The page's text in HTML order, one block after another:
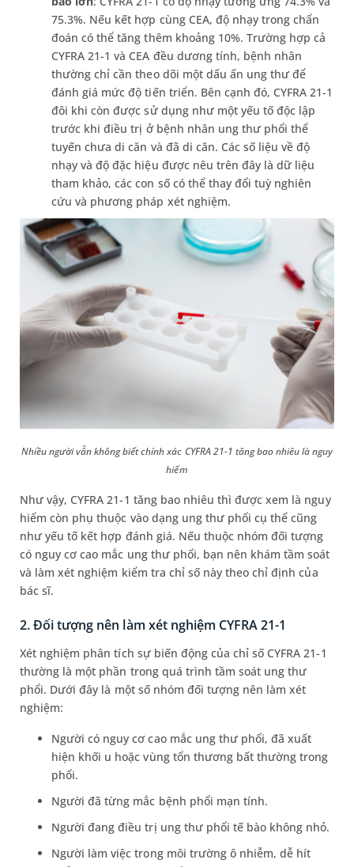
75.3%. Nếu kết hợp cùng CEA, độ nhạy trong chẩn
đoán có thể tăng thêm khoảng 10%. Trường hợp cả
CYFRA 21-1 và CEA đều dương tính, bệnh nhân
thường chỉ cần theo dõi một dấu ấn ung thư để
đánh giá mức độ tiến triển. Bên cạnh đó, CYFRA 21-1
đôi khi còn được sử dụng như một yếu tố độc lập
trước khi điều trị ở bệnh nhân ung thư phổi thể
tuyến chưa di căn và đã di căn. Các số liệu về độ
nhạy và độ đặc hiệu được nêu trên đây là dữ liệu
tham khảo, các con số có thể thay đổi tuỳ nghiên
cứu và phương pháp xét nghiệm.
Nhiều người vẫn không biết chính xác CYFRA 21-1 tăng bao nhiêu là nguy
hiểm
Như vậy, CYFRA 21-1 tăng bao nhiêu thì được xem là nguy
hiểm còn phụ thuộc vào dạng ung thư phổi cụ thể cũng
như yếu tố kết hợp đánh giá. Nếu thuộc nhóm đối tượng
có nguy cơ cao mắc ung thư phổi, bạn nên khám tầm soát
và làm xét nghiệm kiểm tra chỉ số này theo chỉ định của
bác sĩ.
2. Đối tượng nên làm xét nghiệm CYFRA 21-1
Xét nghiệm phân tích sự biến động của chỉ số CYFRA 21-1
thường là một phần trong quá trình tầm soát ung thư
phổi. Dưới đây là một số nhóm đối tượng nên làm xét
nghiệm:
Người có nguy cơ cao mắc ung thư phổi, đã xuất
hiện khối u hoặc vùng tổn thương bất thường trong
phổi.
Người đã từng mắc bệnh phổi mạn tính.
Người đang điều trị ung thư phổi tế bào không nhỏ.
Người làm việc trong môi trường ô nhiễm, dễ hít